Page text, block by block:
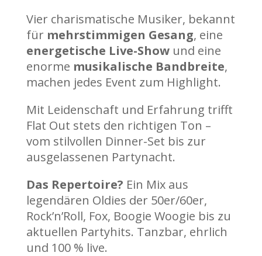
Vier charismatische Musiker, bekannt
für mehrstimmigen Gesang, eine
energetische Live-Showund eine
enorme musikalische Bandbreite,
machen jedes Event zum Highlight.
Mit Leidenschaft und Erfahrung trifft
Flat Out stets den richtigen Ton –
vom stilvollen Dinner-Set bis zur
ausgelassenen Partynacht.
Das Repertoire? Ein Mix aus
legendären Oldies der 50er/60er,
Rock’n’Roll, Fox, Boogie Woogie bis zu
aktuellen Partyhits. Tanzbar, ehrlich
und 100 % live.